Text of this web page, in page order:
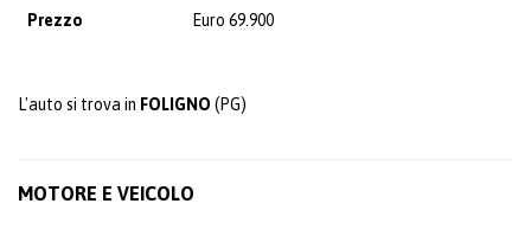
Prezzo
Euro 69.900
L'auto si trova in FOLIGNO (PG)
MOTORE E VEICOLO